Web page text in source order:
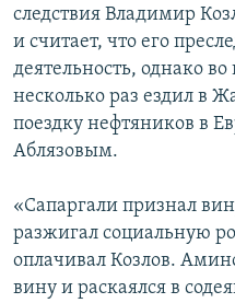
следствия Владимир
и считает, что его
деятельность, однако
несколько раз ездил в
поездку нефтяников в
Аблязовым.
«Сапаргали признал
разжигал социальную
оплачивал Козлов.
вину и раскаялся в